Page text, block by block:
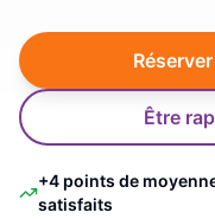
Être
+4 points de
satisfaits